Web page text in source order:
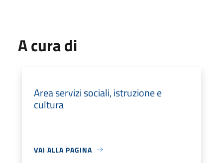
A cura di
Area servizi sociali, istruzione e
cultura
VAI ALLA PAGINA